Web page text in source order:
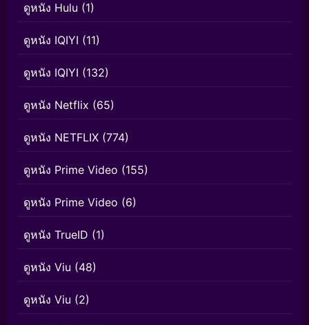
ดูหนัง Hulu (1)
ดูหนัง IQIYI (11)
ดูหนัง IQIYI (132)
ดูหนัง Netflix (65)
ดูหนัง NETFLIX (774)
ดูหนัง Prime Video (155)
ดูหนัง Prime Video (6)
ดูหนัง TrueID (1)
ดูหนัง Viu (48)
ดูหนัง Viu (2)